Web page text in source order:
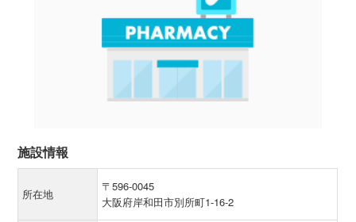
施設情報
所在地
〒596-0045
大阪府岸和田市別所町1-16-2